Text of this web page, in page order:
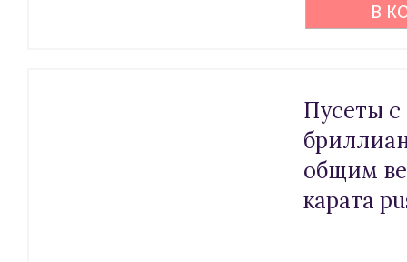
В
Пусеты с
общим
карата